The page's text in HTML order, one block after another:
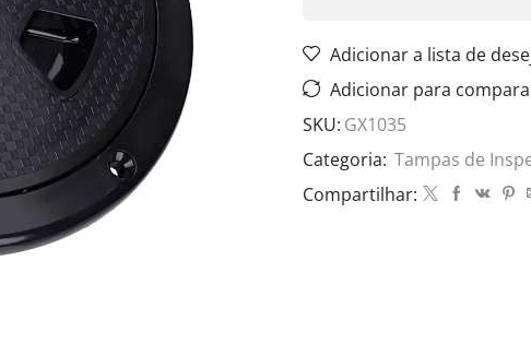
Adicionar a lista de
Adicionar para
SKU: GX1035
Categoria: Tampas de
Compartilhar: